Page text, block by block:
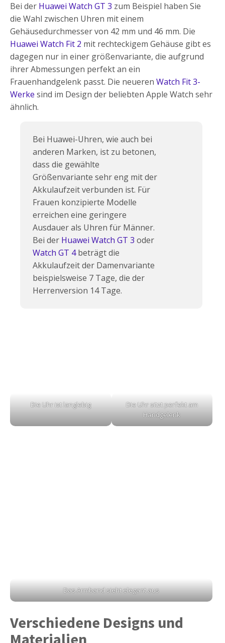
Bei der Huawei Watch GT 3 zum Beispiel haben Sie
die Wahl zwischen Uhren mit einem
Gehäusedurchmesser von 42 mm und 46 mm. Die
Huawei Watch Fit 2 mit rechteckigem Gehäuse gibt es
dagegen nur in einer größenvariante, die aufgrund
ihrer Abmessungen perfekt an ein
Frauenhandgelenk passt. Die neueren Watch Fit 3-
Werke sind im Design der beliebten Apple Watch sehr
ähnlich.
Bei Huawei-Uhren, wie auch bei
anderen Marken, ist zu betonen,
dass die gewählte
Größenvariante sehr eng mit der
Akkulaufzeit verbunden ist. Für
Frauen konzipierte Modelle
erreichen eine geringere
Ausdauer als Uhren für Männer.
Bei der Huawei Watch GT 3 oder
Watch GT 4beträgt die
Akkulaufzeit der Damenvariante
beispielsweise 7 Tage, die der
Herrenversion 14 Tage.
Die Uhr ist langlebig
Die Uhr sitzt perfekt am
Handgelenk
Das Armband sieht elegant aus
Verschiedene Designs und
Materialien